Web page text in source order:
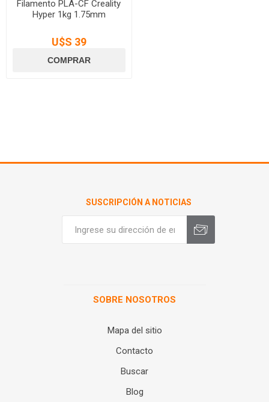
Filamento PLA-CF Creality
Hyper 1kg 1.75mm
U$S 39
SUSCRIPCIÓN A NOTICIAS
SOBRE NOSOTROS
Mapa del sitio
Contacto
Buscar
Blog